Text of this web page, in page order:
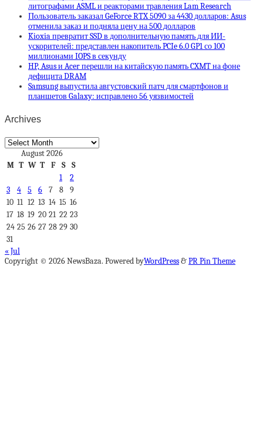
литографами ASML и реакторами травления Lam Research
Пользователь заказал GeForce RTX 5090 за 4430 долларов: Asus
отменила заказ и подняла цену на 500 долларов
Kioxia превратит SSD в дополнительную память для ИИ-
ускорителей: представлен накопитель PCIe 6.0 GP1 со 100
миллионами IOPS в секунду
HP, Asus и Acer перешли на китайскую память CXMT на фоне
дефицита DRAM
Samsung выпустила августовский патч для смартфонов и
планшетов Galaxy: исправлено 56 уязвимостей
Archives
Archives
August 2026
M T W T F S
S
1
2
3
4 5 6 7 8
9
10 11 12 13 14 15 16
17 18 19 20 21 22 23
24 25 26 27 28 29 30
31
« Jul
Copyright © 2026 NewsBaza. Powered byWordPress&PR Pin Theme